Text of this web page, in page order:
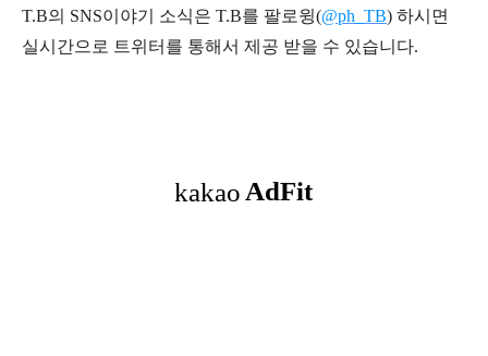
T.B의 SNS이야기 소식은 T.B를 팔로윙(@ph_TB) 하시면
실시간으로 트위터를 통해서 제공 받을 수 있습니다.